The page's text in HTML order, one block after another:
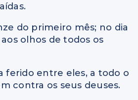
do primeiro mês; no dia
olhos de todos os
ferido entre eles, a todo o
contra os seus deuses.